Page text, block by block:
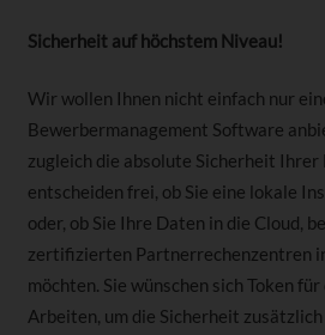
Sicherheit auf höchstem Niveau!
Wir wollen Ihnen nicht einfach nur
Bewerbermanagement Software
zugleich die absolute Sicherheit
entscheiden frei, ob Sie eine lokale
oder, ob Sie Ihre Daten in die Cloud,
zertifizierten Partnerrechenzentren
möchten. Sie wünschen sich Token
Arbeiten, um die Sicherheit